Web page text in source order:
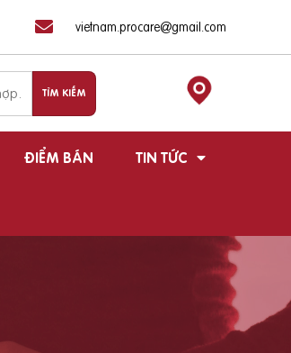
vietnam.procare@gmail.com
ĐIỂM BÁN TIN TỨC